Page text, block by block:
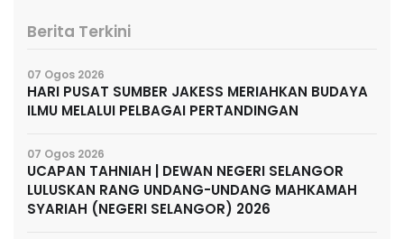
Berita Terkini
07 Ogos 2026
HARI PUSAT SUMBER JAKESS MERIAHKAN BUDAYA
ILMU MELALUI PELBAGAI PERTANDINGAN
07 Ogos 2026
UCAPAN TAHNIAH | DEWAN NEGERI SELANGOR
LULUSKAN RANG UNDANG-UNDANG MAHKAMAH
SYARIAH (NEGERI SELANGOR) 2026